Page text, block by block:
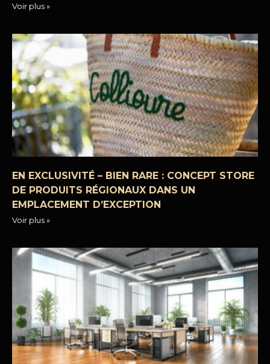
Voir plus »
EN EXCLUSIVITÉ – BIEN RARE : CONCEPT STORE
DE PRODUITS RÉGIONAUX DANS UN
EMPLACEMENT D’EXCEPTION
Voir plus »